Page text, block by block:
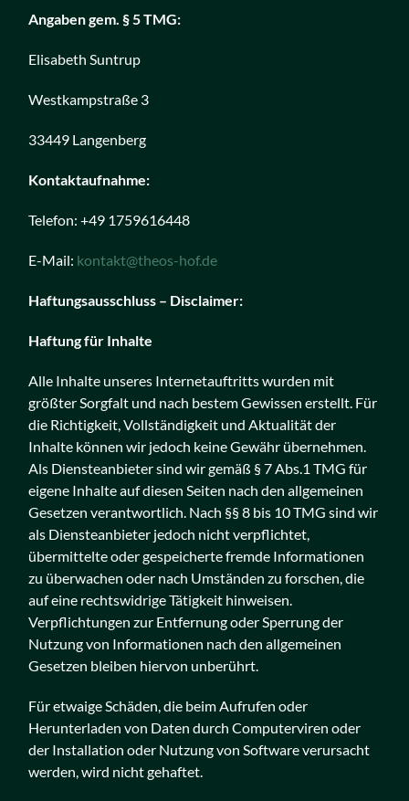
Angaben gem. § 5 TMG:
Elisabeth Suntrup
Westkampstraße 3
33449 Langenberg
Kontaktaufnahme:
Telefon: +49 1759616448
E-Mail: kontakt@theos-hof.de
Haftungsausschluss – Disclaimer:
Haftung für Inhalte
Alle Inhalte unseres Internetauftritts wurden mit
größter Sorgfalt und nach bestem Gewissen erstellt. Für
die Richtigkeit, Vollständigkeit und Aktualität der
Inhalte können wir jedoch keine Gewähr übernehmen.
Als Diensteanbieter sind wir gemäß § 7 Abs.1 TMG für
eigene Inhalte auf diesen Seiten nach den allgemeinen
Gesetzen verantwortlich. Nach §§ 8 bis 10 TMG sind wir
als Diensteanbieter jedoch nicht verpflichtet,
übermittelte oder gespeicherte fremde Informationen
zu überwachen oder nach Umständen zu forschen, die
auf eine rechtswidrige Tätigkeit hinweisen.
Verpflichtungen zur Entfernung oder Sperrung der
Nutzung von Informationen nach den allgemeinen
Gesetzen bleiben hiervon unberührt.
Für etwaige Schäden, die beim Aufrufen oder
Herunterladen von Daten durch Computerviren oder
der Installation oder Nutzung von Software verursacht
werden, wird nicht gehaftet.